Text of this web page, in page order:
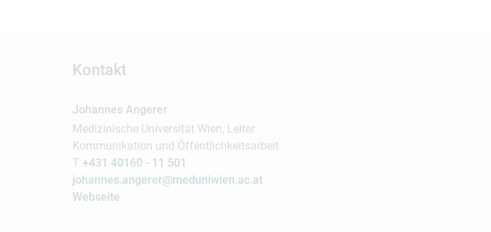
Kontakt
Johannes Angerer
Medizinische Universität Wien, Leiter
Kommunikation und Öffentlichkeitsarbeit
T +431 40160 - 11 501
johannes.angerer@meduniwien.ac.at
Webseite